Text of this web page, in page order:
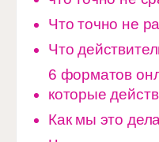
Что точно не
Что
6 форматов
которые
Как мы это